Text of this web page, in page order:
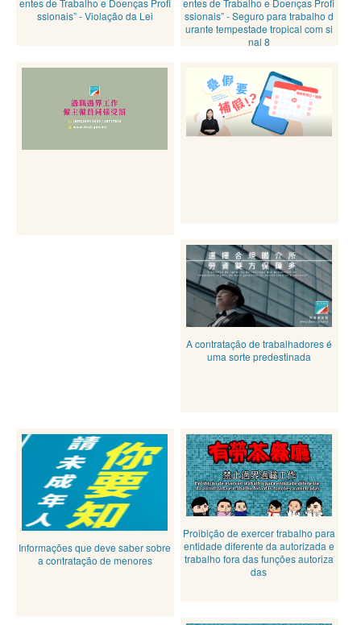
entes de Trabalho e Doenças Profi
ssionais” - Violação da Lei
entes de Trabalho e Doenças Profi
ssionais” - Seguro para trabalho d
urante tempestade tropical com si
nal 8
A contratação de trabalhadores é
uma sorte predestinada
Informações que deve saber sobre
a contratação de menores
Proibição de exercer trabalho para
entidade diferente da autorizada e
trabalho fora das funções autoriza
das